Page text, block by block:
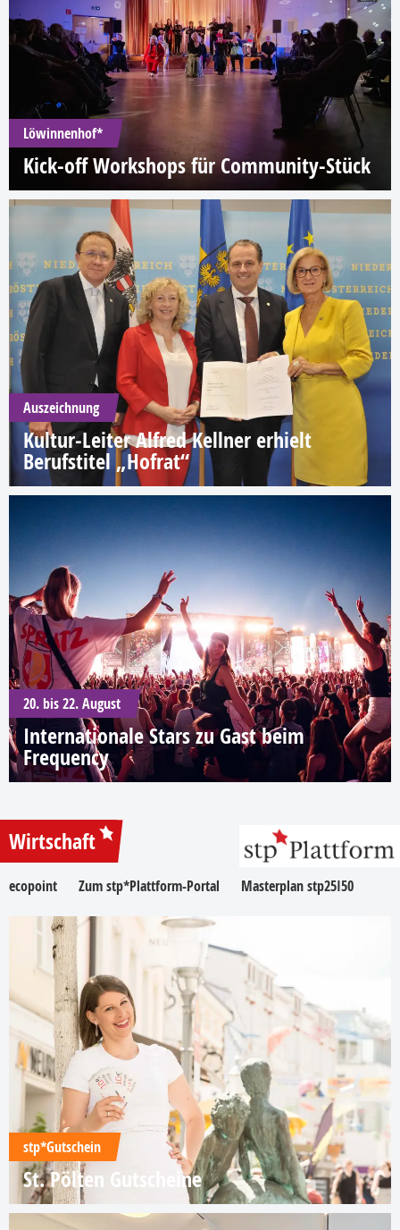
Löwinnenhof*
Kick-off Workshops für Community-Stück
Auszeichnung
Kultur-Leiter Alfred Kellner erhielt
Berufstitel „Hofrat“
20. bis 22. August
Internationale Stars zu Gast beim
Frequency
Wirtschaft
ecopoint Zum stp*Plattform-Portal Masterplan stp25I50
stp*Gutschein
St. Pölten Gutscheine